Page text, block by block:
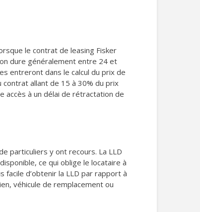
le contrat de leasing Fisker
dure généralement entre 24 et
entreront dans le calcul du prix de
contrat allant de 15 à 30% du prix
accès à un délai de rétractation de
particuliers y ont recours. La LLD
ce qui oblige le locataire à
facile d’obtenir la LLD par rapport à
véhicule de remplacement ou